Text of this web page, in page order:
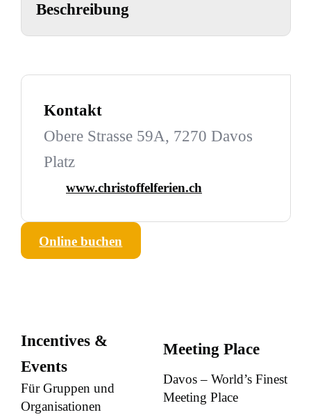
Beschreibung
Kontakt
Obere Strasse 59A, 7270 Davos
Platz
www.christoffelferien.ch
Online buchen
Incentives &
Events
Für Gruppen und
Organisationen
Meeting Place
Davos – World’s Finest
Meeting Place